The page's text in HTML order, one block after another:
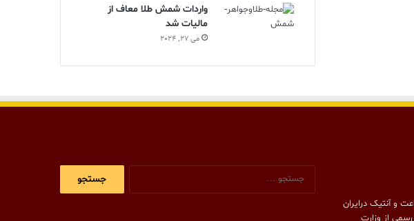
واردات شمش طلا معاف از
مالیات شد
می 27, 2024
و آنتیک درایران
از وزارت